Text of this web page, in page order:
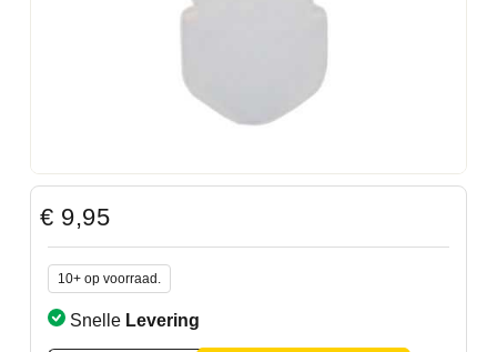
€ 9,95
10+ op voorraad.
Snelle Levering